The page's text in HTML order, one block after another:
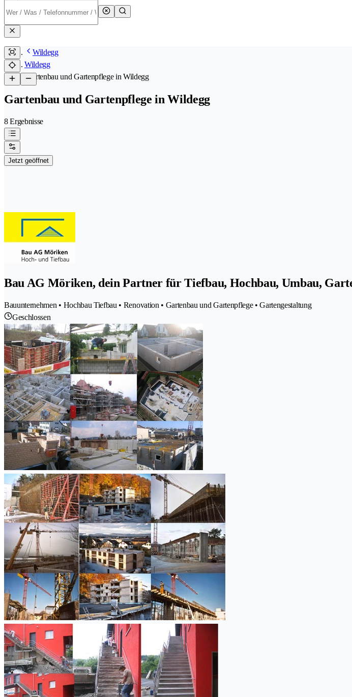
Wildegg
Wildegg
/Gartenbau und Gartenpflege in Wildegg
Gartenbau und Gartenpflege in Wildegg
8 Ergebnisse
Jetzt geöffnet
Bau AG Möriken, dein Partner für Tiefbau, Hochbau, Umbau,
Bauunternehmen • Hochbau Tiefbau • Renovation • Gartenbau und Gartenpflege • Gartengestaltung
Geschlossen